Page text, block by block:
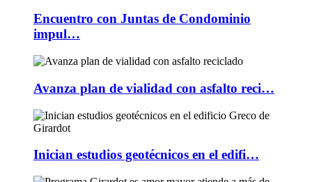
Encuentro con Juntas de Condominio
impul…
Avanza plan de vialidad con asfalto reci…
Inician estudios geotécnicos en el edifi…